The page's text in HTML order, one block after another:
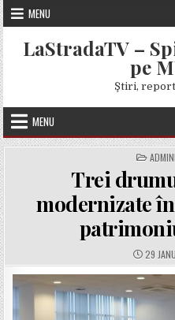
Skip
to
content
MENU
LaStradaTV –
pe
Ştiri,
MENU
IN
Trei
modernizate
DATE:
29